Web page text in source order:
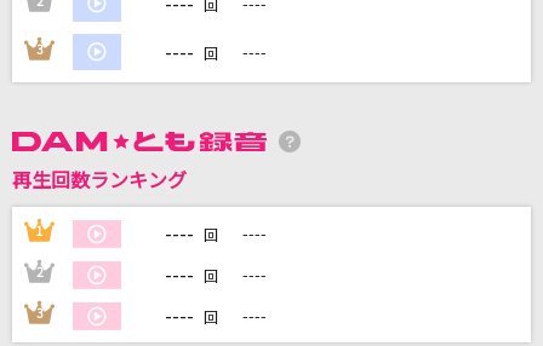
カラオケ最新情報をチェック！
回 ----
3 ---- 回 ----
再生回数ランキング
1 ---- 回 ----
2 ---- 回 ----
3 ---- 回 ----